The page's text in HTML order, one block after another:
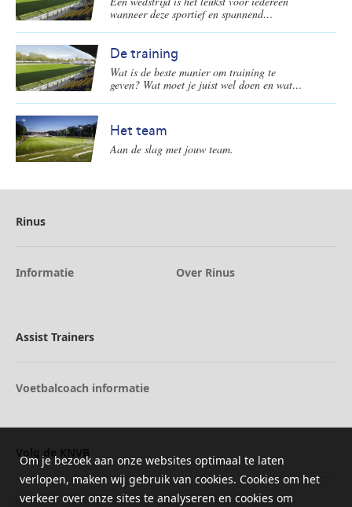
begeleiden voor, tijdens en na de
wanneer deze sportief en spannend
kunnen. En natuurlijk ook wat ze weer
hebben geleerd in de training(en). Op welke
wijze kun je dit als voetbalcoach het beste
begeleiden voor, tijdens en na de
wedstrijden?
De training
Wat is de beste manier om training te
geven? Wat moet je juist wel doen en wat
Het team
Aan de slag met jouw team.
Rinus
Informatie Over Rinus
Assist Trainers
Voetbalcoach informatie
Volg de KNVB
Om je bezoek aan onze websites optimaal te laten
verlopen, maken wij gebruik van cookies. Cookies om het
verkeer over onze sites te analyseren en cookies om